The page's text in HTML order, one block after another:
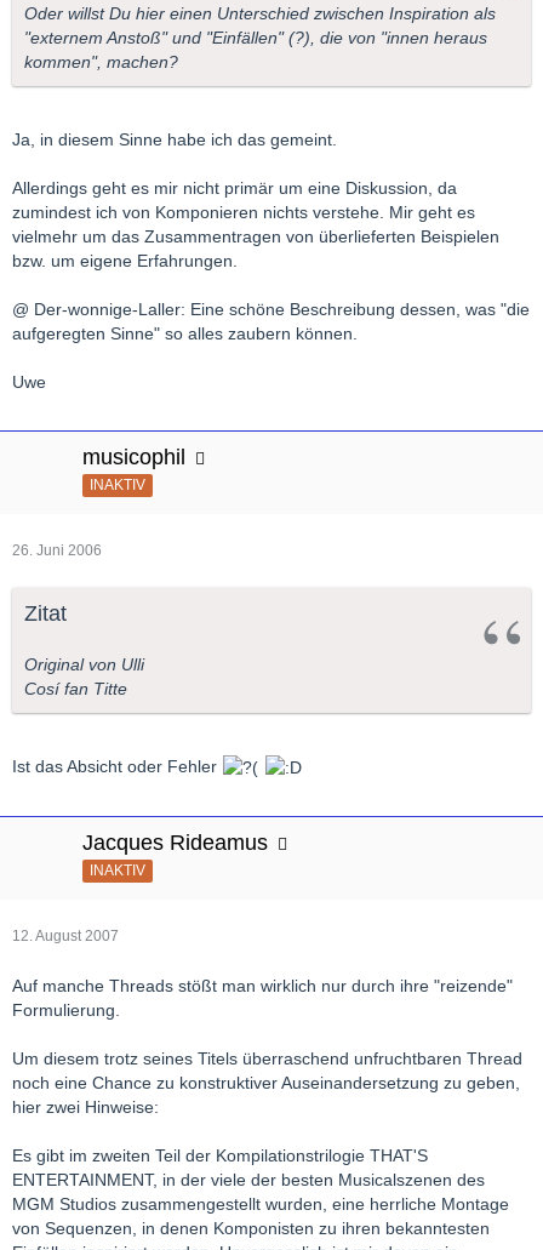
Oder willst Du hier einen Unterschied zwischen Inspiration als
"externem Anstoß" und "Einfällen" (?), die von "innen heraus
kommen", machen?
Ja, in diesem Sinne habe ich das gemeint.
Allerdings geht es mir nicht primär um eine Diskussion, da
zumindest ich von Komponieren nichts verstehe. Mir geht es
vielmehr um das Zusammentragen von überlieferten Beispielen
bzw. um eigene Erfahrungen.
@ Der-wonnige-Laller: Eine schöne Beschreibung dessen, was "die
aufgeregten Sinne" so alles zaubern können.
Uwe
musicophil
INAKTIV
26. Juni 2006
Zitat
Original von Ulli
Cosí fan Titte
Ist das Absicht oder Fehler
Jacques Rideamus
INAKTIV
12. August 2007
Auf manche Threads stößt man wirklich nur durch ihre "reizende"
Formulierung.
Um diesem trotz seines Titels überraschend unfruchtbaren Thread
noch eine Chance zu konstruktiver Auseinandersetzung zu geben,
hier zwei Hinweise:
Es gibt im zweiten Teil der Kompilationstrilogie THAT'S
ENTERTAINMENT, in der viele der besten Musicalszenen des
MGM Studios zusammengestellt wurden, eine herrliche Montage
von Sequenzen, in denen Komponisten zu ihren bekanntesten